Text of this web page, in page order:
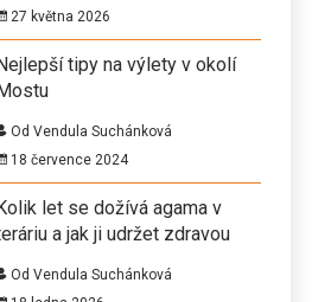
27 května 2026
tipy na výlety v okolí
Od Vendula Suchánková
18 července 2024
let se dožívá agama v
a jak ji udržet zdravou
Od Vendula Suchánková